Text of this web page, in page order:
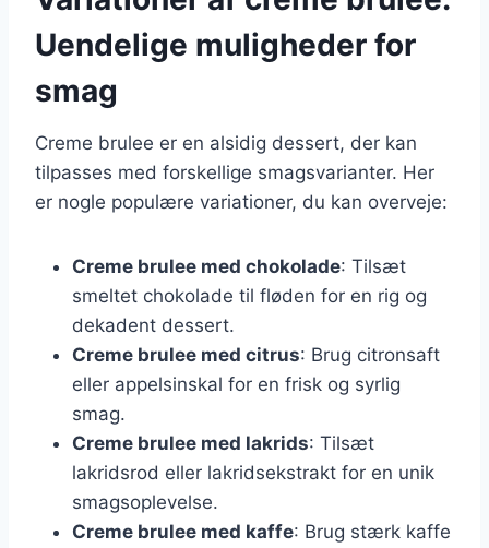
Uendelige muligheder for
smag
Creme brulee er en alsidig dessert, der kan
tilpasses med forskellige smagsvarianter. Her
er nogle populære variationer, du kan overveje:
Creme brulee med chokolade: Tilsæt
smeltet chokolade til fløden for en rig og
dekadent dessert.
Creme brulee med citrus: Brug citronsaft
eller appelsinskal for en frisk og syrlig
smag.
Creme brulee med lakrids: Tilsæt
lakridsrod eller lakridsekstrakt for en unik
smagsoplevelse.
Creme brulee med kaffe: Brug stærk kaffe